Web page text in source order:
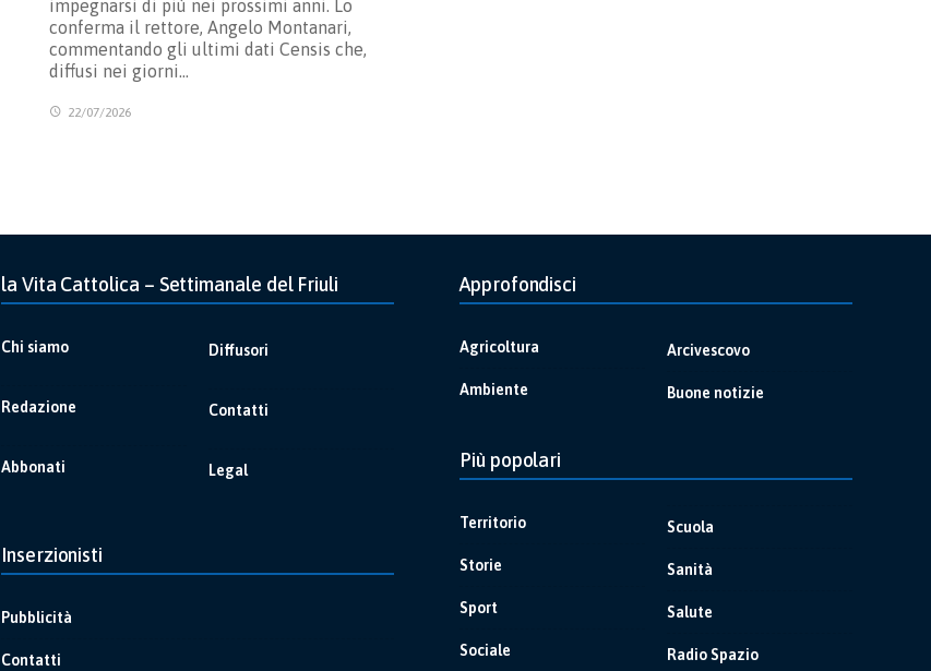
impegnarsi di più nei prossimi anni. Lo
conferma il rettore, Angelo Montanari,
commentando gli ultimi dati Censis che,
diffusi nei giorni…
22/07/2026
la Vita Cattolica – Settimanale del Friuli
Chi siamo
Redazione
Abbonati
Diffusori
Contatti
Legal
Inserzionisti
Pubblicità
Contatti
Approfondisci
Agricoltura
Ambiente
Arcivescovo
Buone notizie
Più popolari
Territorio
Storie
Sport
Sociale
Scuola
Sanità
Salute
Radio Spazio